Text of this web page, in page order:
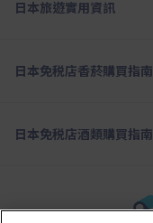
日本旅遊實用資訊
日本免税店香菸購買指南
日本免税店酒類購買指南